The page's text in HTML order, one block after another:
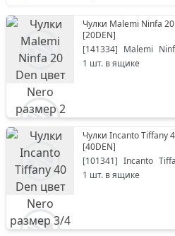
Чулки Malemi Ninfa
[20DEN]
[141334] Malemi
1 шт. в ящике
Чулки Incanto Tiffany
[40DEN]
[101341] Incanto
1 шт. в ящике